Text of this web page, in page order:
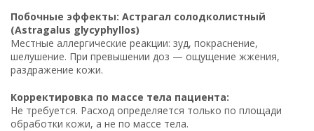
Побочные эффекты: Астрагал солодколистный
(Astragalus glycyphyllos)
Местные аллергические реакции: зуд, покраснение,
шелушение. При превышении доз — ощущение жжения,
раздражение кожи.
Корректировка по массе тела пациента:
Не требуется. Расход определяется только по площади
обработки кожи, а не по массе тела.